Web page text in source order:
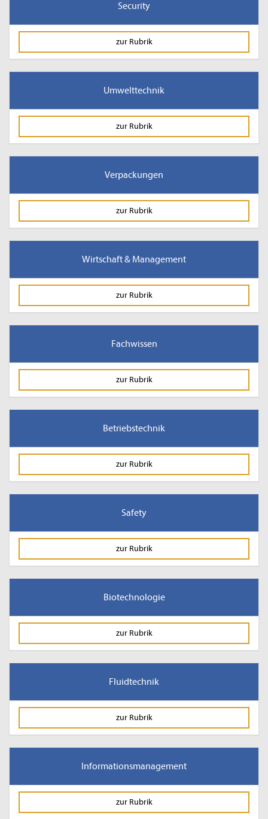
Security
zur Rubrik
Umwelttechnik
zur Rubrik
Verpackungen
zur Rubrik
Wirtschaft & Management
zur Rubrik
Fachwissen
zur Rubrik
Betriebstechnik
zur Rubrik
Safety
zur Rubrik
Biotechnologie
zur Rubrik
Fluidtechnik
zur Rubrik
Informationsmanagement
zur Rubrik